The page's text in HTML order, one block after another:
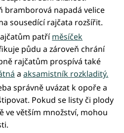
bramborová napadá velice
sousedící rajčata rozšířit.
patříměsíček
půdu a zároveň chrání
rajčatům prospívá také
aaksamistník rozkladitý.
správně uvázat k opoře a
Pokud se listy či plody
ve větším množství, mohou